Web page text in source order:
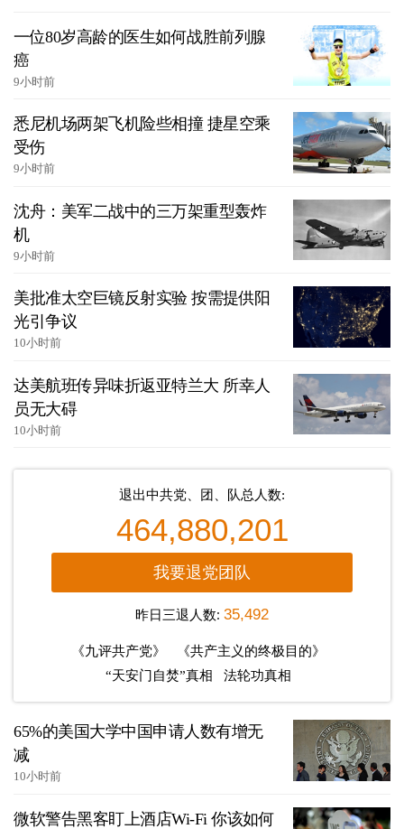
一位80岁高龄的医生如何战胜前列腺
癌
9小时前
悉尼机场两架飞机险些相撞 捷星空乘
受伤
9小时前
沈舟：美军二战中的三万架重型轰炸
机
9小时前
美批准太空巨镜反射实验 按需提供阳
光引争议
10小时前
达美航班传异味折返亚特兰大 所幸人
员无大碍
10小时前
退出中共党、团、队总人数:
464,880,201
我要退党团队
昨日三退人数: 35,492
《九评共产党》
《共产主义的终极目的》
“天安门自焚”真相
法轮功真相
65%的美国大学中国申请人数有增无
减
10小时前
微软警告黑客盯上酒店Wi-Fi 你该如何